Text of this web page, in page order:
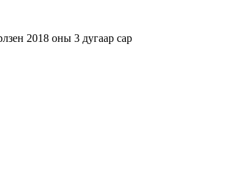
2018 оны 3 дугаар сар